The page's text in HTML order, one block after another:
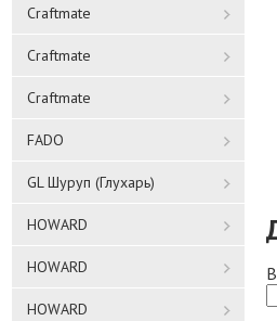
Craftmate
Craftmate
Craftmate
FADO
GL Шуруп (Глухарь)
HOWARD
HOWARD
HOWARD